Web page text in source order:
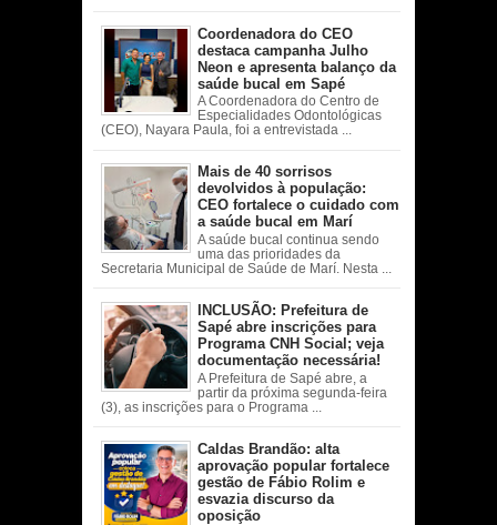
Coordenadora do CEO
destaca campanha Julho
Neon e apresenta balanço da
saúde bucal em Sapé
A Coordenadora do Centro de
Especialidades Odontológicas
(CEO), Nayara Paula, foi a entrevistada ...
Mais de 40 sorrisos
devolvidos à população:
CEO fortalece o cuidado com
a saúde bucal em Marí
A saúde bucal continua sendo
uma das prioridades da
Secretaria Municipal de Saúde de Marí. Nesta ...
INCLUSÃO: Prefeitura de
Sapé abre inscrições para
Programa CNH Social; veja
documentação necessária!
A Prefeitura de Sapé abre, a
partir da próxima segunda-feira
(3), as inscrições para o Programa ...
Caldas Brandão: alta
aprovação popular fortalece
gestão de Fábio Rolim e
esvazia discurso da
oposição